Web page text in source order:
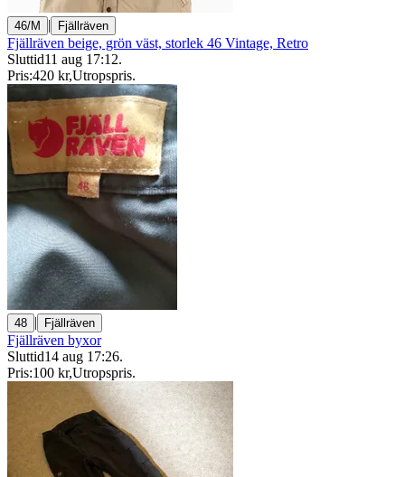
46/M | Fjällräven
Fjällräven beige, grön väst, storlek 46 Vintage, Retro
Sluttid11 aug 17:12.
Pris:420 kr,Utropspris.
48 | Fjällräven
Fjällräven byxor
Sluttid14 aug 17:26.
Pris:100 kr,Utropspris.